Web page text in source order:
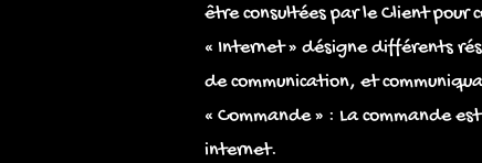
être consultées par le Client pour
« Internet » désigne différents
de communication, et
« Commande » : La commande
internet.